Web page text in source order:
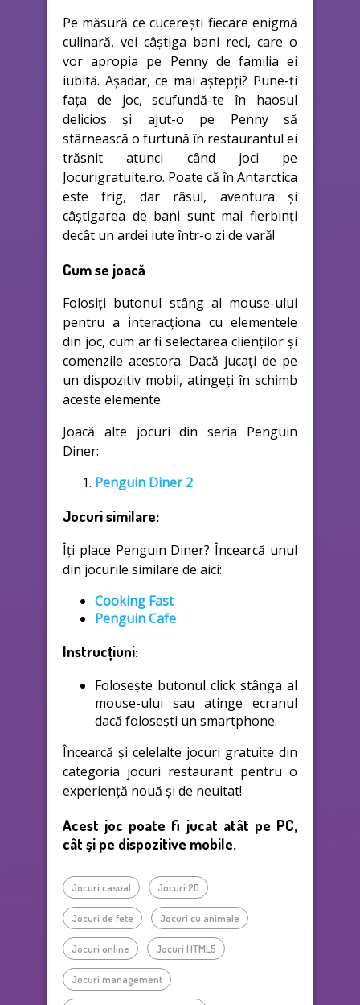
Pe măsură ce cucerești fiecare enigmă
culinară, vei câștiga bani reci, care o
vor apropia pe Penny de familia ei
iubită. Așadar, ce mai aștepți? Pune-ți
fața de joc, scufundă-te în haosul
delicios și ajut-o pe Penny să
stârnească o furtună în restaurantul ei
trăsnit atunci când joci pe
Jocurigratuite.ro. Poate că în Antarctica
este frig, dar râsul, aventura și
câștigarea de bani sunt mai fierbinți
decât un ardei iute într-o zi de vară!
Cum se joacă
Folosiți butonul stâng al mouse-ului
pentru a interacționa cu elementele
din joc, cum ar fi selectarea clienților și
comenzile acestora. Dacă jucați de pe
un dispozitiv mobil, atingeți în schimb
aceste elemente.
Joacă alte jocuri din seria Penguin
Diner:
Penguin Diner 2
Jocuri similare:
Îți place Penguin Diner? Încearcă unul
din jocurile similare de aici:
Cooking Fast
Penguin Cafe
Instrucțiuni:
Folosește butonul click stânga al
mouse-ului sau atinge ecranul
dacă folosești un smartphone.
Încearcă și celelalte jocuri gratuite din
categoria jocuri restaurant pentru o
experiență nouă și de neuitat!
Acest joc poate fi jucat atât pe PC,
cât și pe dispozitive mobile.
Jocuri casual Jocuri 2D
Jocuri de fete Jocuri cu animale
Jocuri online Jocuri HTML5
Jocuri management